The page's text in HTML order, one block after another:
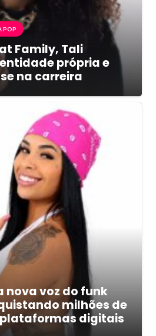
POP
Family, Tali
própria e
na carreira
nova voz do funk
milhões de
digitais